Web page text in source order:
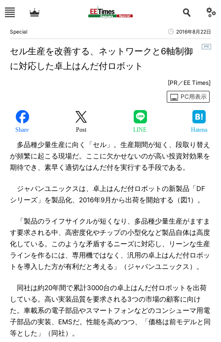
Special 2016年8月22日
セル生産を改善する、ネットワークと6軸制御
に対応した卓上はんだ付ロボット
[PR／EE Times]
PC用表示
Share Post LINE Hatena
多品種少量生産に向く「セル」。生産期間が短く、段取り替え
が頻繁に起こる現場だ。ここに欠かせないのが高い投資対効果を
期待でき、素早く適切なはんだ付を実行する手段である。
ジャパンユニックスは、卓上はんだ付ロボットの新製品「DF
シリーズ」を製品化、2016年9月から出荷を開始する（図1）。
「製品のライフサイクルが短くなり、多品種少量生産がますま
す要求される中、高密度化やチップの小型化など製品自体は高度
化している。このような矛盾するニーズに対応し、リーンな生産
ラインを作るには、専用機ではなく、汎用の卓上はんだ付ロボッ
トを導入した方が有利だと考える」（ジャパンユニックス）。
同社は約20年間で累計3000台の卓上はんだ付ロボットを出荷
している。高い実装品質を要求される3つの市場の顧客に向け
た。車載系の電子部品やスマートフォンなどのコンシューマ用電
子部品の実装、EMSだ。性能を高めつつ、「価格は前モデルと同
等とした」（同社）。